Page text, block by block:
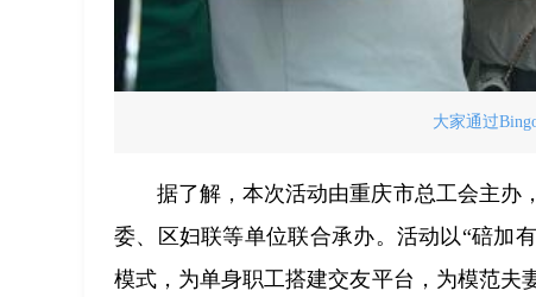
大家通过
据了解，本次活动由重庆市总工会主办
委、区妇联等单位联合承办。活动以“碚加
模式，为单身职工搭建交友平台，为模范夫